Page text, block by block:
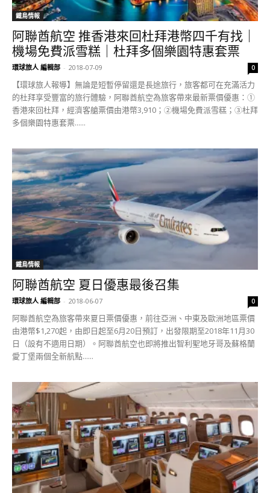
鐵鳥情報
阿聯酋航空 推香港來回杜拜港幣四千有找｜
機場免費派雪糕｜杜拜多個樂園特惠套票
環球旅人 編輯部 - 2018-07-09 0
【環球旅人報導】無論是短暫停留還是長途旅行，旅客都可在充滿活力
的杜拜享受豐富的旅行體驗，阿聯酋航空為旅客帶來最新票價優惠：①
香港來回杜拜，經濟客艙票價由港幣3,910；②機場免費派雪糕；③杜拜
多個樂園特惠套票......
鐵鳥情報
阿聯酋航空 夏日優惠最後召集
環球旅人 編輯部 - 2018-06-07 0
阿聯酋航空為旅客帶來夏日票價優惠，前往亞洲、中東及歐洲地區票價
由港幣$1,270起，由即日起至6月20日預訂，出發限期至2018年11月30
日（設有不適用日期）。阿聯酋航空也即將推出智利聖地牙哥及蘇格蘭
愛丁堡兩個全新航點......